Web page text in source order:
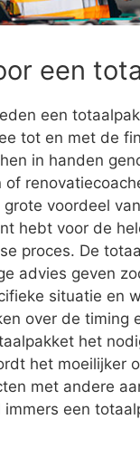
een
een
tot en met de
in handen
voordeel
hebt voor de
proces. De
advies geven
situatie en
over de timing
het
het moeilijker
met andere
een